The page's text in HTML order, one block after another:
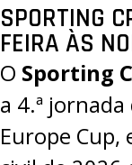
SPORTING
FEIRA ÀS
O Sporting
a 4.ª
Europe Cup,